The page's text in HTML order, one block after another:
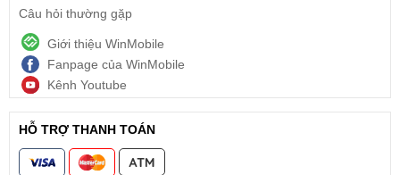
Câu hỏi thường gặp
Giới thiệu WinMobile
Fanpage của WinMobile
Kênh Youtube
HỖ TRỢ THANH TOÁN